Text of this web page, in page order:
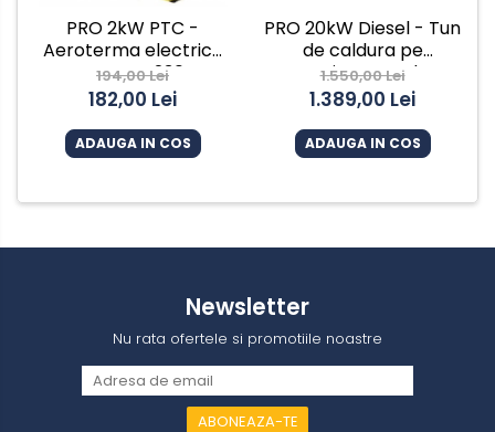
PRO 2kW PTC -
Aeroterma electrica
INTENSIV, 230V
194,00 Lei
182,00 Lei
ADAUGA IN COS
PRO 20kW Diesel - Tun
de caldura pe
motorina cu ardere
directa INTENSIV
1.550,00 Lei
1.389,00 Lei
ADAUGA IN COS
Newsletter
Nu rata ofertele si promotiile noastre